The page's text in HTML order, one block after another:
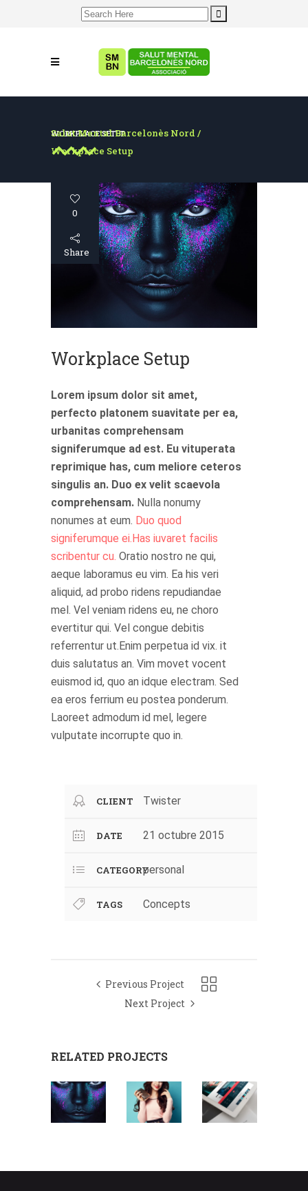
Search
WORKPLACE SETUP
Salut Mental Barcelonès Nord /
Workplace Setup
0
Share
Workplace Setup
Lorem ipsum dolor sit amet,
perfecto platonem suavitate per ea,
urbanitas comprehensam
signiferumque ad est. Eu vituperata
reprimique has, cum meliore ceteros
singulis an. Duo ex velit scaevola
comprehensam. Nulla nonumy
nonumes at eum. Duo quod
signiferumque ei.Has iuvaret facilis
scribentur cu. Oratio nostro ne qui,
aeque laboramus eu vim. Ea his veri
aliquid, ad probo ridens repudiandae
mel. Vel veniam ridens eu, ne choro
evertitur qui. Vel congue debitis
referrentur ut.Enim perpetua id vix. it
duis salutatus an. Vim movet vocent
euismod id, quo an idque electram. Sed
ea eros ferrium eu postea ponderum.
Laoreet admodum id mel, legere
vulputate incorrupte quo in.
CLIENT Twister
DATE 21 octubre 2015
CATEGORYpersonal
TAGS Concepts
Previous Project
Next Project
RELATED PROJECTS
LOGO